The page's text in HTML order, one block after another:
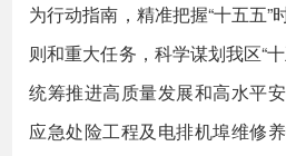
为行动指南，精准把握“十五五”
则和重大任务，科学谋划我区“
统筹推进高质量发展和高水平
应急处险工程及电排机埠维修